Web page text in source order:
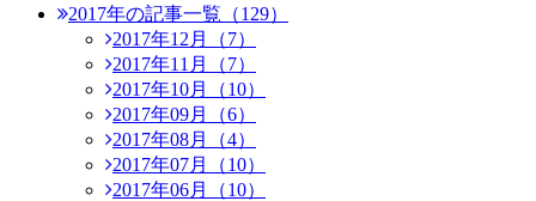
2017年の記事一覧（129）
2017年12月（7）
2017年11月（7）
2017年10月（10）
2017年09月（6）
2017年08月（4）
2017年07月（10）
2017年06月（10）